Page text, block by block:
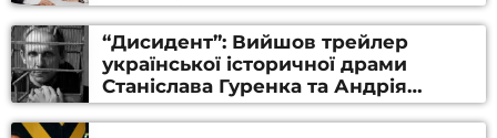
“Дисидент”: Вийшов трейлер
української історичної драми
Станіслава Гуренка та Андрія
Алфьорова (ВІДЕО)